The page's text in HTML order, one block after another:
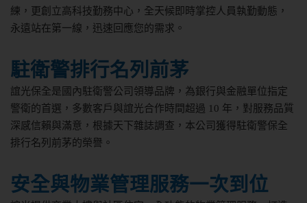
練，更創立高科技勤務中心，全天候即時掌控人員執勤動態，
永遠站在第一線，迅速回應您的需求。
駐衛警排行名列前茅
誼光保全是國內駐衛警公司領導品牌，為銀行與金融單位指定
警衛的首選，多數客戶與誼光合作時間超過 10 年，對服務品質
深感信賴與滿意，根據天下雜誌調查，本公司獲得駐衛警保全
排行名列前茅的榮譽。
安全與物業管理服務一次到位